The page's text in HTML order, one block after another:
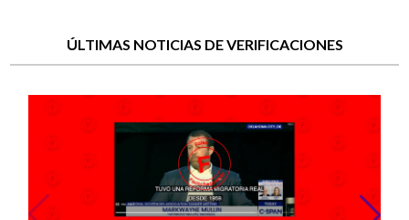
ÚLTIMAS NOTICIAS DE VERIFICACIONES